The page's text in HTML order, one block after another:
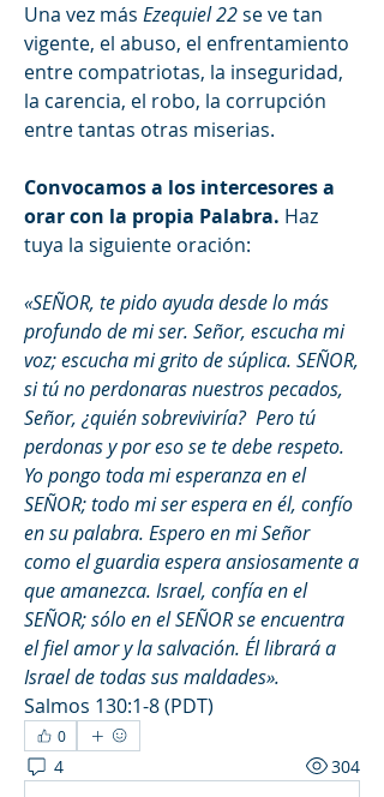
Una vez más Ezequiel 22 se ve tan
vigente, el abuso, el enfrentamiento
entre compatriotas, la inseguridad,
la carencia, el robo, la corrupción
entre tantas otras miserias.
Convocamos a los intercesores a
orar con la propia Palabra. Haz
tuya la siguiente oración:
«SEÑOR, te pido ayuda desde lo más
profundo de mi ser. Señor, escucha mi
voz; escucha mi grito de súplica. SEÑOR,
si tú no perdonaras nuestros pecados,
Señor, ¿quién sobreviviría?  Pero tú
perdonas y por eso se te debe respeto.
Yo pongo toda mi esperanza en el
SEÑOR; todo mi ser espera en él, confío
en su palabra. Espero en mi Señor
como el guardia espera ansiosamente a
que amanezca. Israel, confía en el
SEÑOR; sólo en el SEÑOR se encuentra
el fiel amor y la salvación. Él librará a
Israel de todas sus maldades».
Salmos 130:1‭-‬8 (PDT)
0
4 304